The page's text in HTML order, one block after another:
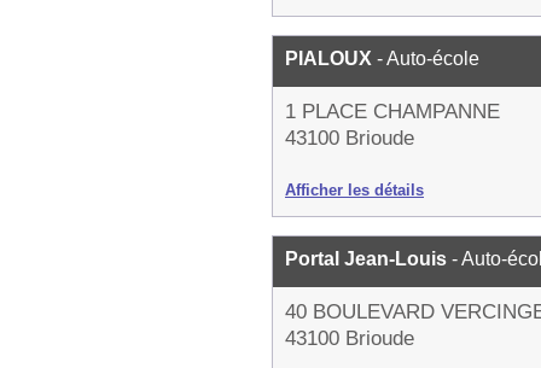
PIALOUX - Auto-école
1 PLACE CHAMPANNE
43100 Brioude
Afficher les détails
Portal Jean-Louis - Auto-
40 BOULEVARD
43100 Brioude